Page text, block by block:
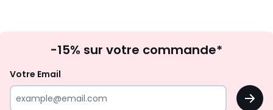
à
newsletter
-15% sur votre commande*
Votre Email
OK